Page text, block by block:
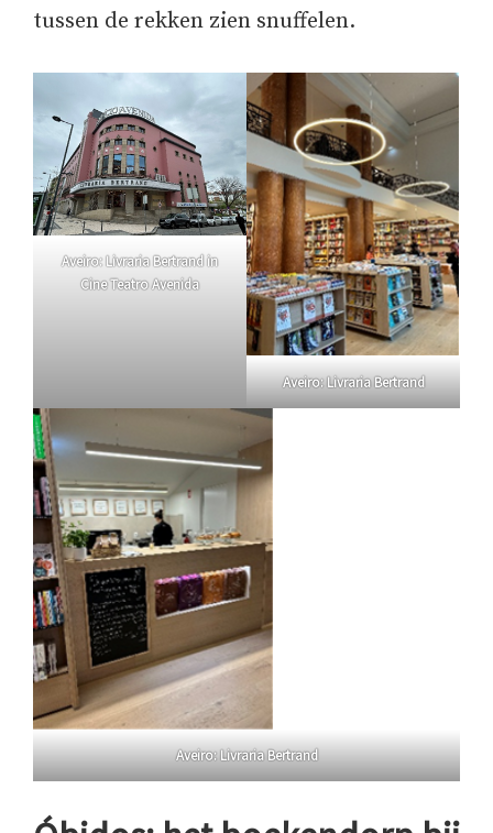
tussen de rekken zien snuffelen.
Aveiro: Livraria Bertrand in
Cine Teatro Avenida
Aveiro: Livraria Bertrand
Aveiro: Livraria Bertrand